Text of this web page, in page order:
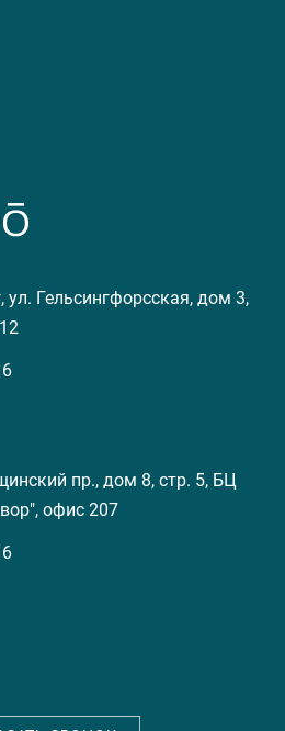
ул. Гельсингфорсская, дом 3,
пр., дом 8, стр. 5, БЦ
офис 207